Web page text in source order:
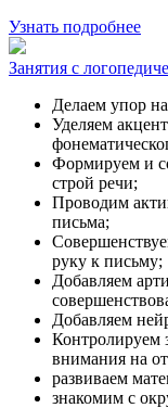
Узнать подробнее
Занятия с
Делаем упор
Уделяем
Формируем и
строй речи;
Проводим
письма;
руку к письму;
Добавляем
Добавляем
Контролируем
внимания на
развиваем
знакомим с